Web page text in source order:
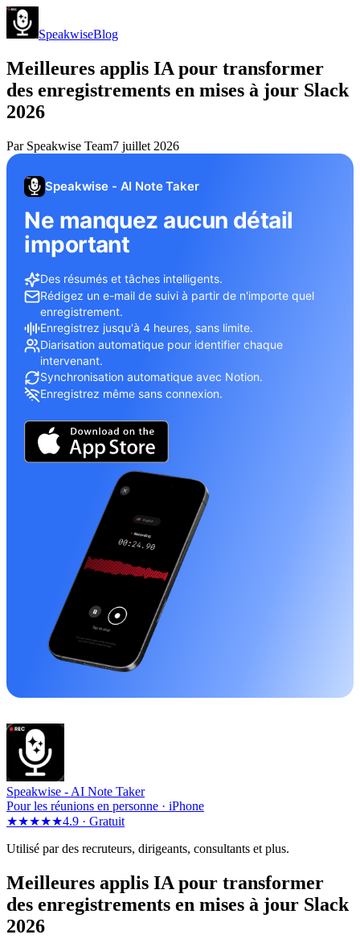
SpeakwiseBlog
Meilleures applis IA pour transformer
des enregistrements en mises à jour Slack
2026
Par Speakwise Team7 juillet 2026
Speakwise - AI Note Taker
Ne manquez aucun détail
important
Des résumés et tâches intelligents.
Rédigez un e-mail de suivi à partir de n'importe quel
enregistrement.
Enregistrez jusqu'à 4 heures, sans limite.
Diarisation automatique pour identifier chaque
intervenant.
Synchronisation automatique avec Notion.
Enregistrez même sans connexion.
Speakwise - AI Note Taker
Pour les réunions en personne · iPhone
★★★★★4.9 · Gratuit
Utilisé par des recruteurs, dirigeants, consultants et plus.
Meilleures applis IA pour transformer
des enregistrements en mises à jour Slack
2026